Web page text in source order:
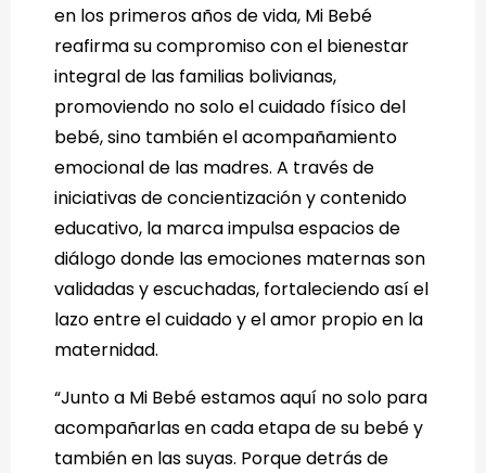
en los primeros años de vida, Mi Bebé
reafirma su compromiso con el bienestar
integral de las familias bolivianas,
promoviendo no solo el cuidado físico del
bebé, sino también el acompañamiento
emocional de las madres. A través de
iniciativas de concientización y contenido
educativo, la marca impulsa espacios de
diálogo donde las emociones maternas son
validadas y escuchadas, fortaleciendo así el
lazo entre el cuidado y el amor propio en la
maternidad.
“Junto a Mi Bebé estamos aquí no solo para
acompañarlas en cada etapa de su bebé y
también en las suyas. Porque detrás de